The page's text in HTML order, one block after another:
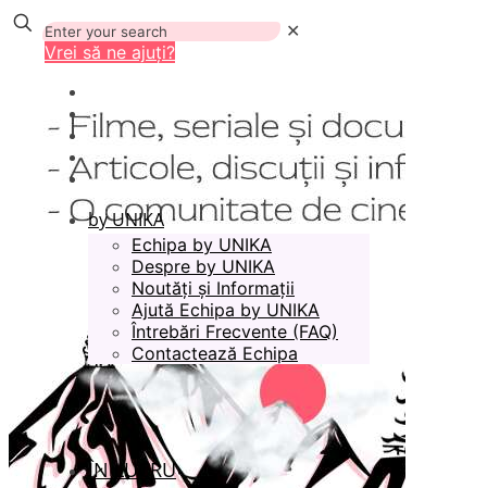
✕
Vrei să ne ajuți?
by UNIKA
Echipa by UNIKA
Despre by UNIKA
Noutăți și Informații
Ajută Echipa by UNIKA
Întrebări Frecvente (FAQ)
Contactează Echipa
ÎN LUCRU